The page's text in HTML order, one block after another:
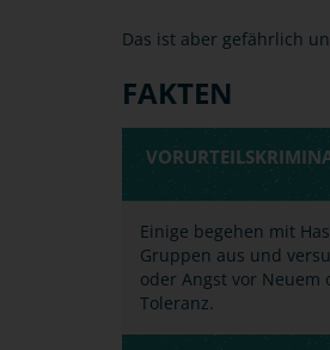
Das ist aber gefährlich
FAKTEN
Einige begehen mit
Gruppen aus und
oder Angst vor Neuem
Toleranz.